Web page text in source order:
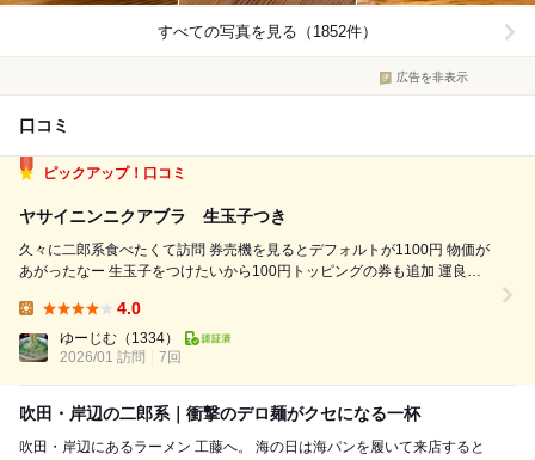
すべての写真を見る（1852件）
広告を非表示
口コミ
ピックアップ！口コミ
ヤサイニンニクアブラ 生玉子つき
久々に二郎系食べたくて訪問 券売機を見るとデフォルトが1100円 物価が
あがったなー 生玉子をつけたいから100円トッピングの券も追加 運良く
席 トッピングが生玉子であることを告げる すぐに生玉子は提供される 接
客がも...
4.0
ゆーじむ （1334）
2026/01 訪問
7回
吹田・岸辺の二郎系｜衝撃のデロ麺がクセになる一杯
吹田・岸辺にあるラーメン 工藤へ。 海の日は海パンを履いて来店すると